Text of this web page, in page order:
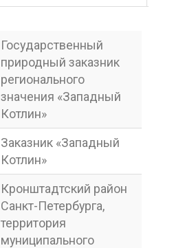
Государственный
природный заказник
регионального
значения «Западный
Котлин»
Заказник «Западный
Котлин»
Кронштадтский район
Санкт-Петербурга,
территория
муниципального